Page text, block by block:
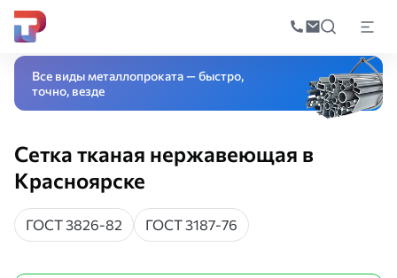
по
Главная Нержавеющий
Все виды металлопроката — быстро,
точно, везде
Сетка тканая нержавеющая в
Красноярске
ГОСТ 3826-82 ГОСТ 3187-76